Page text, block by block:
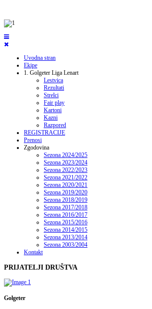
Uvodna stran
Ekipe
1. Golgeter Liga Lenart
Lestvica
Rezultati
Strelci
Fair play
Kartoni
Kazni
Razpored
REGISTRACIJE
Prenosi
Zgodovina
Sezona 2024/2025
Sezona 2023/2024
Sezona 2022/2023
Sezona 2021/2022
Sezona 2020/2021
Sezona 2019/2020
Sezona 2018/2019
Sezona 2017/2018
Sezona 2016/2017
Sezona 2015/2016
Sezona 2014/2015
Sezona 2013/2014
Sezona 2003/2004
Kontakt
PRIJATELJI DRUŠTVA
Golgeter